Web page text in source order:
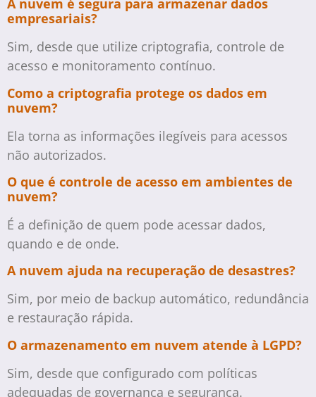
A nuvem é segura para armazenar dados
empresariais?
Sim, desde que utilize criptografia, controle de
acesso e monitoramento contínuo.
Como a criptografia protege os dados em
nuvem?
Ela torna as informações ilegíveis para acessos
não autorizados.
O que é controle de acesso em ambientes de
nuvem?
É a definição de quem pode acessar dados,
quando e de onde.
A nuvem ajuda na recuperação de desastres?
Sim, por meio de backup automático, redundância
e restauração rápida.
O armazenamento em nuvem atende à LGPD?
Sim, desde que configurado com políticas
adequadas de governança e segurança.